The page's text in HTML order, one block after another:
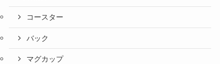
コースター
バック
マグカップ